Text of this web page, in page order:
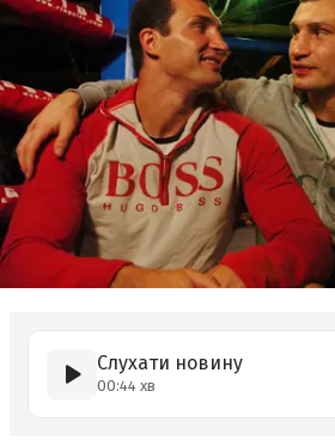
Слухати новину
00:44 хв